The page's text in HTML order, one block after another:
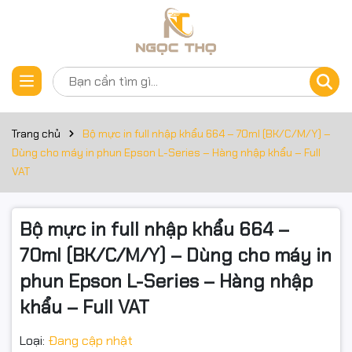
Trang chủ
Bộ mực in full nhập khẩu 664 – 70ml (BK/C/M/Y) –
Dùng cho máy in phun Epson L-Series – Hàng nhập khẩu – Full
VAT
Bộ mực in full nhập khẩu 664 –
70ml (BK/C/M/Y) – Dùng cho máy in
phun Epson L-Series – Hàng nhập
khẩu – Full VAT
Loại: Đang cập nhật
Thông số kỹ thuật
Bộ mực in full nhập khẩu 664 – 70ml (BK/C/M/Y) – Dùng cho
máy in phun Epson L-Series – Hàng nhập khẩu – Full VAT
Mô tả sản phẩm
BK (Black – Đen)
C (Cyan – Xanh dương)
M (Magenta – Đỏ)
Đặt trước sản phẩm